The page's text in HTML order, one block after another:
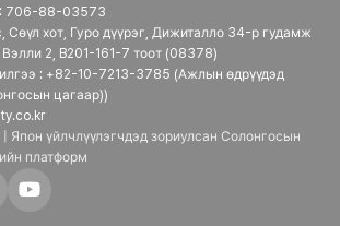
706-88-03573
Сөүл хот, Гуро дүүрэг, Дижиталло 34-р гудамж
2, B201-161-7 тоот (08378)
: +82-10-7213-3785 (Ажлын өдрүүдэд
цагаар))
| Япон үйлчлүүлэгчдэд зориулсан Солонгосын
платформ